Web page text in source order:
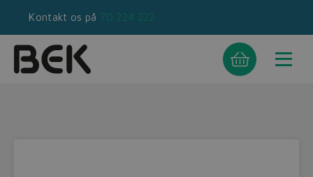
Kontakt os på 70 224 222